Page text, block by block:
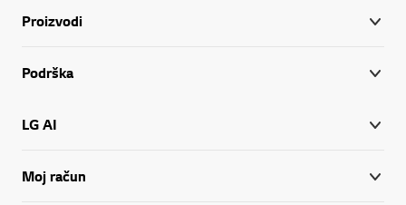
Proizvodi
Podrška
LG AI
Moj račun